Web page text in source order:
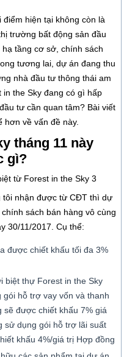
điểm hiện tại không còn là
trường bất động sản đầu
tầng cơ sở, chính sách
tương lai, dự án đang thu
nhà đầu tư thông thái am
the Sky đang có gì hấp
tư cần quan tâm? Bài viết
hơn về vấn đề này.
tháng 11 này
gì?
tôi nhận được từ CĐT thì dự
sách bán hàng vô cùng
30/11/2017. Cụ thể:
được chiết khấu tối đa 3%
biệt thự Forest in the Sky
hỗ trợ vay vốn và thanh
sẽ được chiết khấu 7% giá
sử dụng gói hỗ trợ lãi suất
khấu 4%/giá trị Hợp đồng